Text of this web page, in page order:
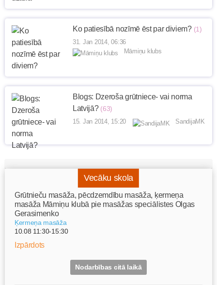
Ko patiesībā nozīmē ēst par diviem? (1)
31. Jan 2014, 06:36
Māmiņu klubs
Blogs: Dzeroša grūtniece- vai norma
Latvijā? (63)
15. Jan 2014, 15:20 SandijaMK
Vecāku skola
Grūtnieču masāža, pēcdzemdību masāža, ķermeņa
masāža Māmiņu klubā pie masāžas speciālistes Olgas
Gerasimenko
Ķermeņa masāža
10.08 11:30-15:30
Izpārdots
Nodarbības citā laikā